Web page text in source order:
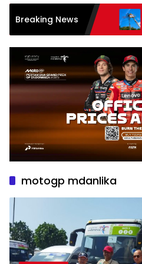
Breaking News PLN UIW NTB
Tanpa Padam
motogp mdanlika